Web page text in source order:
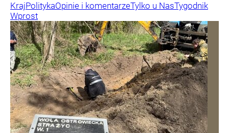
KrajPolitykaOpinie i komentarzeTylko u NasTygodnik
Wprost